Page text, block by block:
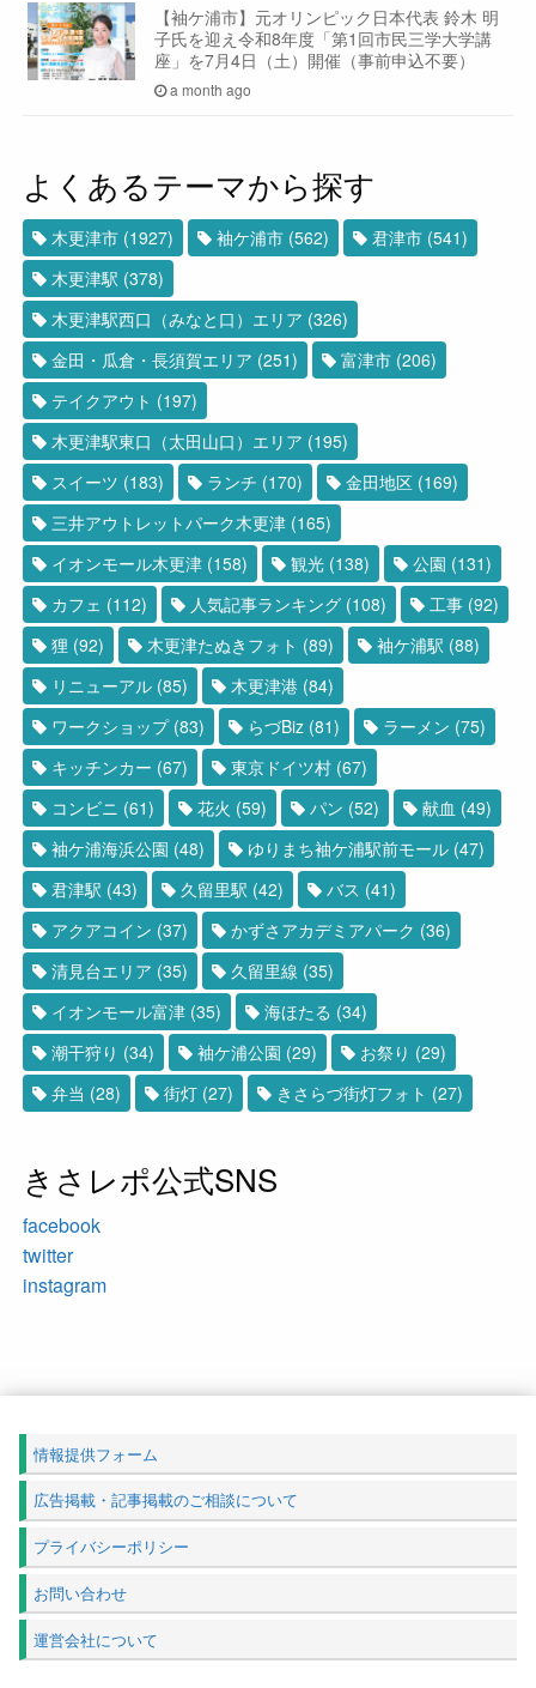
【袖ケ浦市】元オリンピック日本代表 鈴木 明
子氏を迎え令和8年度「第1回市民三学大学講
座」を7月4日（土）開催（事前申込不要）
a month ago
よくあるテーマから探す
木更津市 (1927) 袖ケ浦市 (562) 君津市 (541)
木更津駅 (378)
木更津駅西口（みなと口）エリア (326)
金田・瓜倉・長須賀エリア (251) 富津市 (206)
テイクアウト (197)
木更津駅東口（太田山口）エリア (195)
スイーツ (183) ランチ (170) 金田地区 (169)
三井アウトレットパーク木更津 (165)
イオンモール木更津 (158) 観光 (138) 公園 (131)
カフェ (112) 人気記事ランキング (108) 工事 (92)
狸 (92) 木更津たぬきフォト (89) 袖ケ浦駅 (88)
リニューアル (85) 木更津港 (84)
ワークショップ(83) らづBiz (81) ラーメン (75)
キッチンカー (67) 東京ドイツ村 (67)
コンビニ (61) 花火 (59) パン (52) 献血 (49)
袖ケ浦海浜公園 (48) ゆりまち袖ケ浦駅前モール (47)
君津駅 (43) 久留里駅 (42) バス (41)
アクアコイン (37) かずさアカデミアパーク (36)
清見台エリア (35) 久留里線 (35)
イオンモール富津 (35) 海ほたる (34)
潮干狩り (34) 袖ケ浦公園 (29) お祭り (29)
弁当 (28) 街灯 (27) きさらづ街灯フォト (27)
きさレポ公式SNS
facebook
twitter
instagram
情報提供フォーム
広告掲載・記事掲載のご相談について
プライバシーポリシー
お問い合わせ
運営会社について